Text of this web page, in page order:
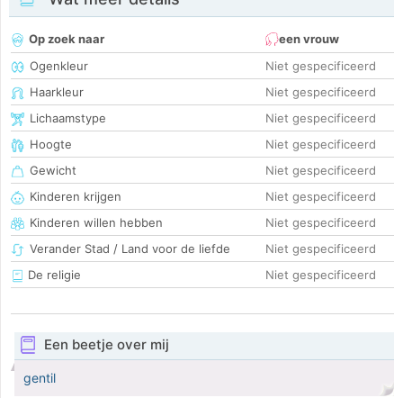
Op zoek naar
een vrouw
Ogenkleur
Niet gespecificeerd
Haarkleur
Niet gespecificeerd
Lichaamstype
Niet gespecificeerd
Hoogte
Niet gespecificeerd
Gewicht
Niet gespecificeerd
Kinderen krijgen
Niet gespecificeerd
Kinderen willen hebben
Niet gespecificeerd
Verander Stad / Land voor de liefde
Niet gespecificeerd
De religie
Niet gespecificeerd
Een beetje over mij
gentil